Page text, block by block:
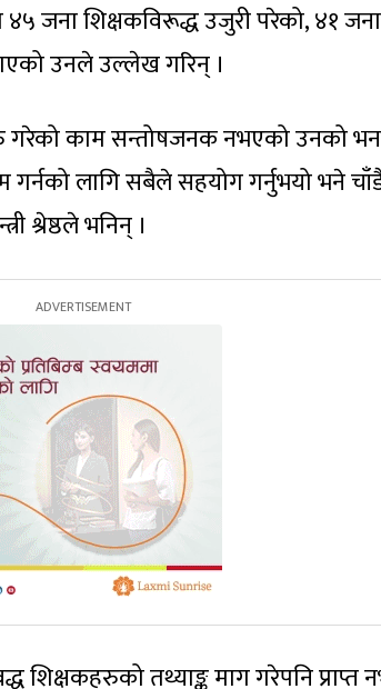
जना शिक्षकविरूद्ध उजुरी परेको, ४१
उनले उल्लेख गरिन् ।
गरेको काम सन्तोषजनक नभएको उनको
गर्नको लागि सबैले सहयोग गर्नुभयो भने
श्रेष्ठले भनिन् ।
तथ्याङ्क माग गरेपनि प्राप्त